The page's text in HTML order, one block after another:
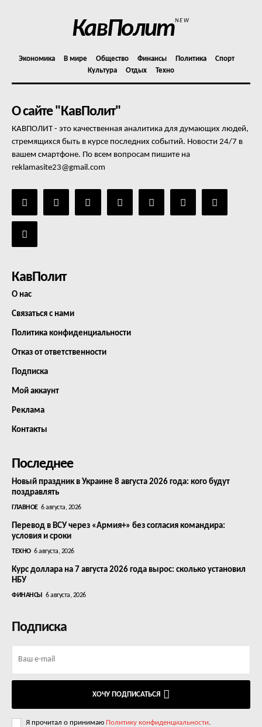
КавПолитNEW
Экономика В мире Общество Финансы Политика
Спорт
Культура
Отдых Техно
О сайте "КавПолит"
КАВПОЛИТ - это качественная аналитика для думающих людей,
стремящихся быть в курсе последних событий. Новости 24/7 в
вашем смартфоне. По всем вопросам пишите на
reklamasite23@gmail.com
КавПолит
О нас
Связаться с нами
Политика конфиденциальности
Отказ от ответственности
Подписка
Мой аккаунт
Реклама
Контакты
Последнее
Новый праздник в Украине 8 августа 2026 года: кого будут
поздравлять
ГЛАВНОЕ 6 августа, 2026
Перевод в ВСУ через «Армия+» без согласия командира:
условия и сроки
ТЕХНО 6 августа, 2026
Курс доллара на 7 августа 2026 года вырос: сколько установил
НБУ
ФИНАНСЫ 6 августа, 2026
Подписка
ХОЧУ ПОДПИСАТЬСЯ
Я прочитал о принимаю Политику конфиденциальности.